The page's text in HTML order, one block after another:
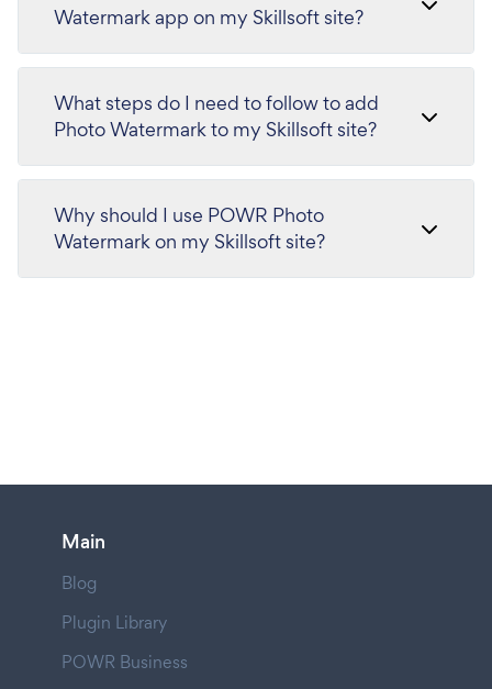
Watermark app on my Skillsoft site?
What steps do I need to follow to add
Photo Watermark to my Skillsoft site?
Why should I use POWR Photo
Watermark on my Skillsoft site?
Main
Blog
Plugin Library
POWR Business